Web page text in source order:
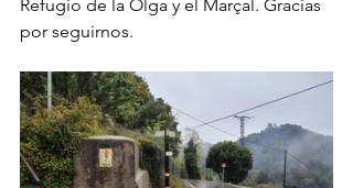
Refugio de la Olga y el Marçal. Gracias
por seguirnos.